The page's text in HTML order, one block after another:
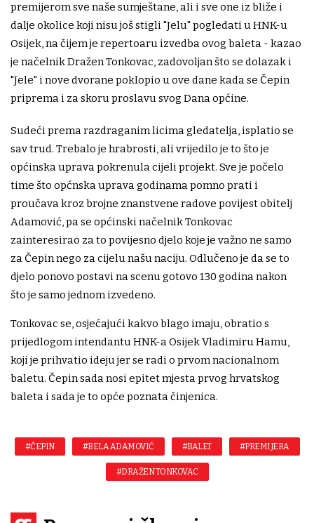
premijerom sve naše sumještane, ali i sve one iz bliže i
dalje okolice koji nisu još stigli "Jelu" pogledati u HNK-u
Osijek, na čijem je repertoaru izvedba ovog baleta - kazao
je načelnik Dražen Tonkovac, zadovoljan što se dolazak i
"Jele" i nove dvorane poklopio u ove dane kada se Čepin
priprema i za skoru proslavu svog Dana općine.
Sudeći prema razdraganim licima gledatelja, isplatio se
sav trud. Trebalo je hrabrosti, ali vrijedilo je to što je
općinska uprava pokrenula cijeli projekt. Sve je počelo
time što općnska uprava godinama pomno prati i
proučava kroz brojne znanstvene radove povijest obitelj
Adamović, pa se općinski načelnik Tonkovac
zainteresirao za to povijesno djelo koje je važno ne samo
za Čepin nego za cijelu našu naciju. Odlučeno je da se to
djelo ponovo postavi na scenu gotovo 130 godina nakon
što je samo jednom izvedeno.
Tonkovac se, osjećajući kakvo blago imaju, obratio s
prijedlogom intendantu HNK-a Osijek Vladimiru Hamu,
koji je prihvatio ideju jer se radi o prvom nacionalnom
baletu. Čepin sada nosi epitet mjesta prvog hrvatskog
baleta i sada je to opće poznata činjenica.
#ČEPIN #BELA ADAMOVIĆ #BALET #PREMIJERA
#DRAŽEN TONKOVAC